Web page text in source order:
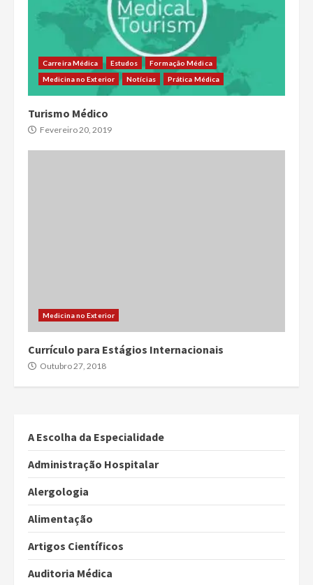
Carreira Médica Estudos
Formação Médica
Medicina no Exterior
Notícias Prática Médica
Turismo Médico
Fevereiro 20, 2019
Medicina no Exterior
Currículo para Estágios Internacionais
Outubro 27, 2018
A Escolha da Especialidade
Administração Hospitalar
Alergologia
Alimentação
Artigos Científicos
Auditoria Médica